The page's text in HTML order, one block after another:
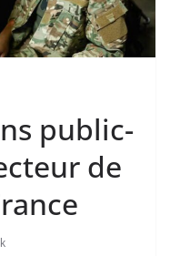
public-
de